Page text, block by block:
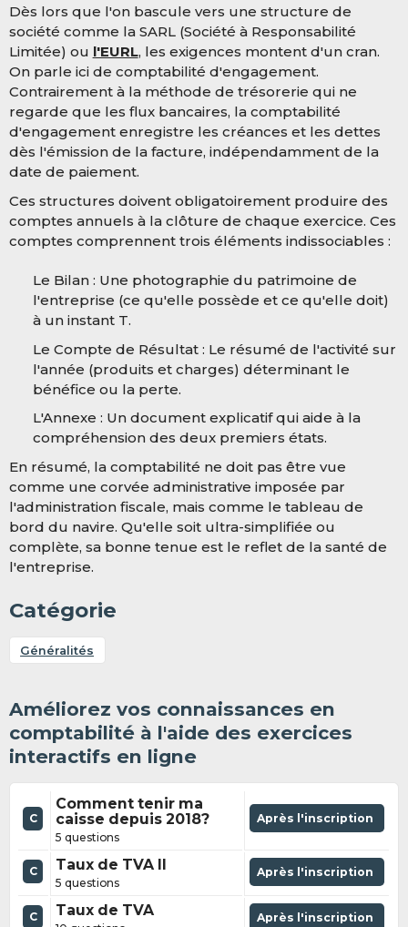
Dès lors que l'on bascule vers une structure de
société comme la SARL (Société à Responsabilité
Limitée) ou l'EURL, les exigences montent d'un cran.
On parle ici de comptabilité d'engagement.
Contrairement à la méthode de trésorerie qui ne
regarde que les flux bancaires, la comptabilité
d'engagement enregistre les créances et les dettes
dès l'émission de la facture, indépendamment de la
date de paiement.
Ces structures doivent obligatoirement produire des
comptes annuels à la clôture de chaque exercice. Ces
comptes comprennent trois éléments indissociables :
Le Bilan : Une photographie du patrimoine de
l'entreprise (ce qu'elle possède et ce qu'elle doit)
à un instant T.
Le Compte de Résultat : Le résumé de l'activité sur
l'année (produits et charges) déterminant le
bénéfice ou la perte.
L'Annexe : Un document explicatif qui aide à la
compréhension des deux premiers états.
En résumé, la comptabilité ne doit pas être vue
comme une corvée administrative imposée par
l'administration fiscale, mais comme le tableau de
bord du navire. Qu'elle soit ultra-simplifiée ou
complète, sa bonne tenue est le reflet de la santé de
l'entreprise.
Catégorie
Généralités
Améliorez vos connaissances en
comptabilité à l'aide des exercices
interactifs en ligne
C
Comment tenir ma
caisse depuis 2018?
5 questions
Après l'inscription
C Taux de TVA II
5 questions
Après l'inscription
C Taux de TVA Après l'inscription